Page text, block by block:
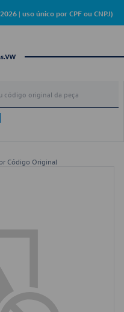
| uso único por CPF ou CNPJ)
Código Original